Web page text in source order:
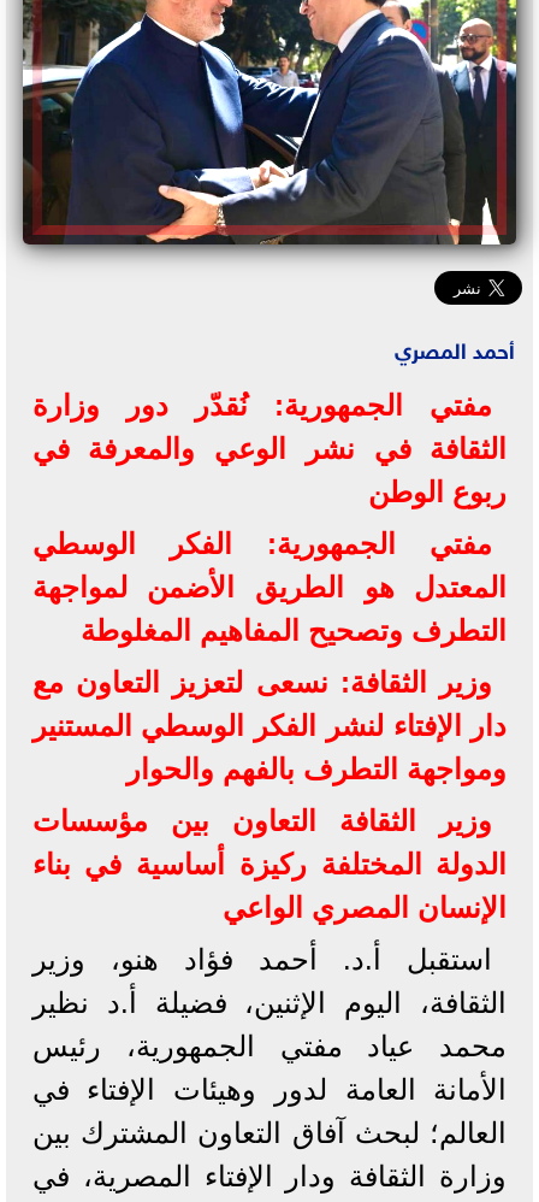
أحمد المصري
مفتي الجمهورية: نُقدّر دور وزارة
الثقافة في نشر الوعي والمعرفة في
ربوع الوطن
مفتي الجمهورية: الفكر الوسطي
المعتدل هو الطريق الأضمن لمواجهة
التطرف وتصحيح المفاهيم المغلوطة
وزير الثقافة: نسعى لتعزيز التعاون مع
دار الإفتاء لنشر الفكر الوسطي المستنير
ومواجهة التطرف بالفهم والحوار
وزير الثقافة التعاون بين مؤسسات
الدولة المختلفة ركيزة أساسية في بناء
الإنسان المصري الواعي
استقبل أ.د. أحمد فؤاد هنو، وزير
الثقافة، اليوم الإثنين، فضيلة أ.د نظير
محمد عياد مفتي الجمهورية، رئيس
الأمانة العامة لدور وهيئات الإفتاء في
العالم؛ لبحث آفاق التعاون المشترك بين
وزارة الثقافة ودار الإفتاء المصرية، في